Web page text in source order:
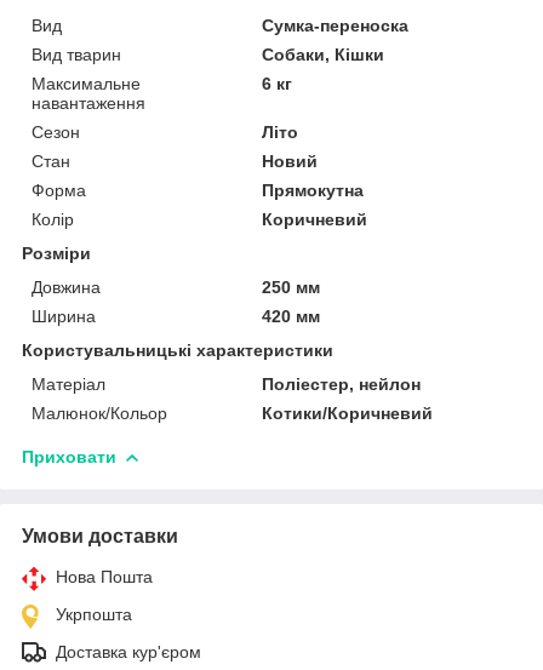
Вид
Сумка-переноска
Вид тварин
Собаки, Кішки
Максимальне
навантаження
6 кг
Сезон
Літо
Стан
Новий
Форма
Прямокутна
Колір
Коричневий
Розміри
Довжина
250 мм
Ширина
420 мм
Користувальницькі характеристики
Матеріал
Поліестер, нейлон
Малюнок/Кольор
Котики/Коричневий
Приховати
Умови доставки
Нова Пошта
Укрпошта
Доставка кур'єром